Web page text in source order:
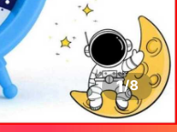
1/8